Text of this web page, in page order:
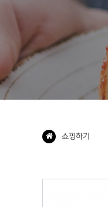
쇼핑하기